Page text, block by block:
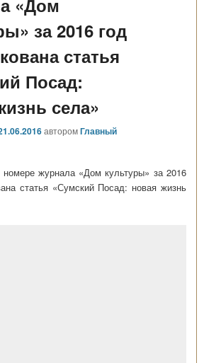
«Дом
за 2016 год
статья
Посад:
села»
авторомГлавный
журнала «Дом культуры» за 2016
статья «Сумский Посад: новая жизнь